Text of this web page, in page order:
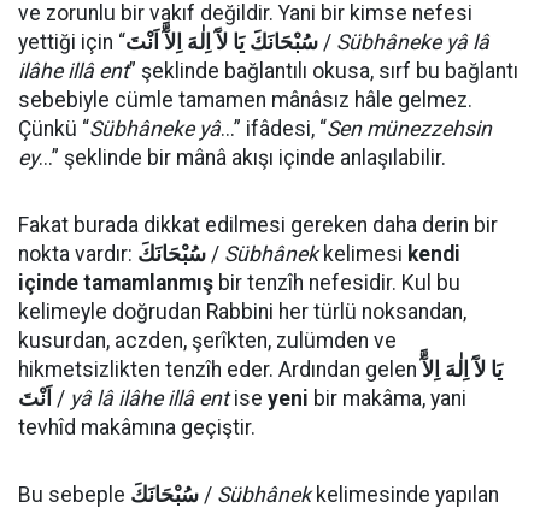
ve zorunlu bir vakıf değildir. Yani bir kimse nefesi
yettiği için “
سُبْحَانَكَ يَا لآَ اِلٰهَ اِلآَّ اَنْتَ / Sübhâneke yâ lâ
ilâhe illâ ent” şeklinde bağlantılı okusa, sırf bu bağlantı
sebebiyle cümle tamamen mânâsız hâle gelmez.
Çünkü “Sübhâneke yâ...” ifâdesi, “Sen münezzehsin
ey...” şeklinde bir mânâ akışı içinde anlaşılabilir.
Fakat burada dikkat edilmesi gereken daha derin bir
nokta vardır: سُبْحَانَكَ / Sübhânekkelimesi kendi
içinde tamamlanmış bir tenzîh nefesidir. Kul bu
kelimeyle doğrudan Rabbini her türlü noksandan,
kusurdan, aczden, şerîkten, zulümden ve
hikmetsizlikten tenzîh eder. Ardından gelen يَا لآَ اِلٰهَ اِلآَّ
اَنْتَ / yâ lâ ilâhe illâ entise yeni bir makâma, yani
tevhîd makâmına geçiştir.
Bu sebeple سُبْحَانَكَ / Sübhânekkelimesinde yapılan